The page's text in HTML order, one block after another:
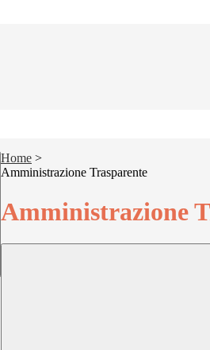
Home >
Amministrazione Trasparente
Amministrazione